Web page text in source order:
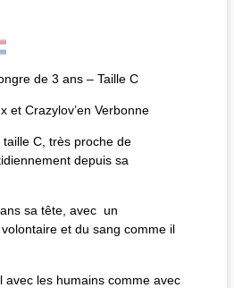
de 3 ans – Taille C
et Crazylov’en Verbonne
C, très proche de
depuis sa
sa tête, avec un
et du sang comme il
avec les humains comme avec